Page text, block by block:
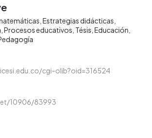
Estrategias didácticas
Procesos educativos Tésis Educación
cgi-olib?oid=316524
10906/83993